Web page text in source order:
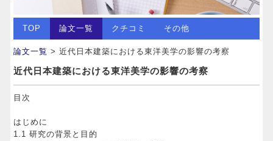
TOP 論文一覧 クチコミ その他
論文一覧 > 近代日本建築における東洋美学の影響の考察
近代日本建築における東洋美学の影響の考察
目次
はじめに
1.1 研究の背景と目的